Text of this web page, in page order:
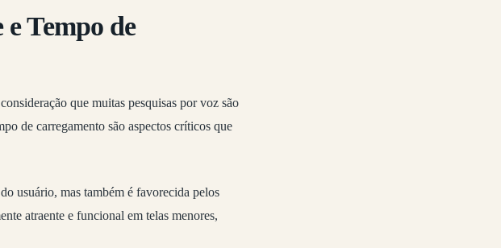
Tempo de
que muitas pesquisas por voz são
de carregamento são aspectos críticos que
usuário, mas também é favorecida pelos
atraente e funcional em telas menores,